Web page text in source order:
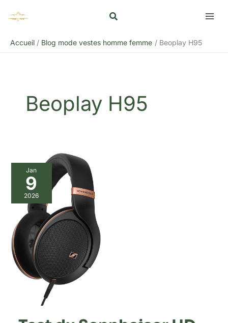
Accueil
Blog mode vestes homme femme Beoplay H95
Beoplay H95
Jan
9
2026